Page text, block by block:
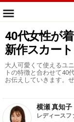
40代女性が
新作スカー
大人可愛くて使えるユ
トの特徴と合わせて40
お伝えしていきます。
横瀬 真知子
レディースフ